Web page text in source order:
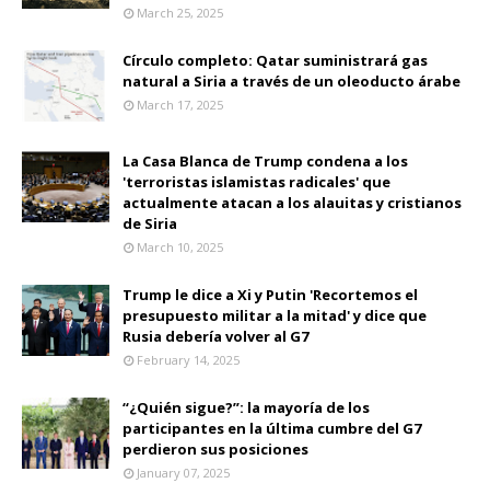
March 25, 2025
Círculo completo: Qatar suministrará gas
natural a Siria a través de un oleoducto árabe
March 17, 2025
La Casa Blanca de Trump condena a los
'terroristas islamistas radicales' que
actualmente atacan a los alauitas y cristianos
de Siria
March 10, 2025
Trump le dice a Xi y Putin 'Recortemos el
presupuesto militar a la mitad' y dice que
Rusia debería volver al G7
February 14, 2025
“¿Quién sigue?”: la mayoría de los
participantes en la última cumbre del G7
perdieron sus posiciones
January 07, 2025